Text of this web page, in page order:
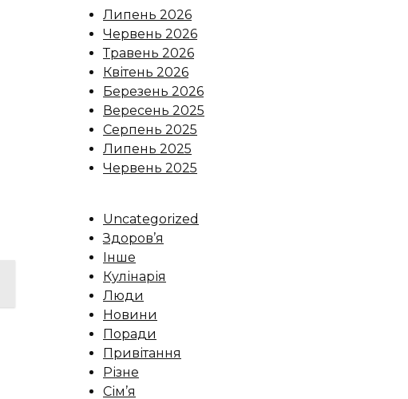
Липень 2026
Червень 2026
Травень 2026
Квітень 2026
Березень 2026
Вересень 2025
Серпень 2025
Липень 2025
Червень 2025
Uncategorized
Здоров’я
Інше
Кулінарія
Люди
Новини
Поради
Привітання
Різне
Сім’я